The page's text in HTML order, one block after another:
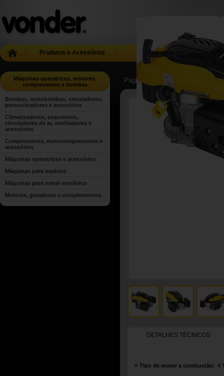
Produtos e Acessórios Garantia
Máquinas operatrizes, motores,
compressores e bombas
Bombas, motobombas, circuladores,
pressurizadores e acessórios
Climatizadores, exaustores,
circuladores de ar, ventiladores e
acessórios
Compressores, motocompressores e
acessórios
Máquinas operatrizes e acessórios
Máquinas para madeira
Máquinas para metal-mecânico
Motores, geradores e complementos
Página Inicial | Máquinas
DETALHES TÉCNICOS
Tipo de motor a combustão: 4